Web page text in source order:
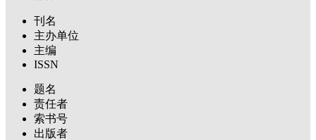
刊名
主办单位
主编
ISSN
题名
责任者
索书号
出版者